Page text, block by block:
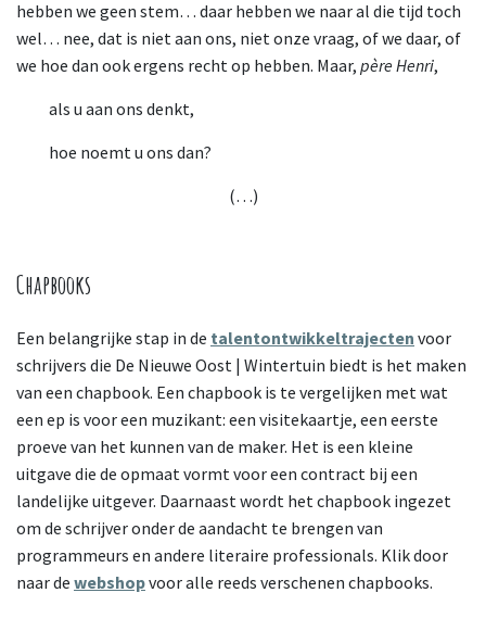
hebben we geen stem… daar hebben we naar al die tijd toch
wel… nee, dat is niet aan ons, niet onze vraag, of we daar, of
we hoe dan ook ergens recht op hebben. Maar, père Henri,
als u aan ons denkt,
hoe noemt u ons dan?
(…)
Chapbooks
Een belangrijke stap in de talentontwikkeltrajecten voor
schrijvers die De Nieuwe Oost | Wintertuin biedt is het maken
van een chapbook. Een chapbook is te vergelijken met wat
een ep is voor een muzikant: een visitekaartje, een eerste
proeve van het kunnen van de maker. Het is een kleine
uitgave die de opmaat vormt voor een contract bij een
landelijke uitgever. Daarnaast wordt het chapbook ingezet
om de schrijver onder de aandacht te brengen van
programmeurs en andere literaire professionals. Klik door
naar de webshopvoor alle reeds verschenen chapbooks.